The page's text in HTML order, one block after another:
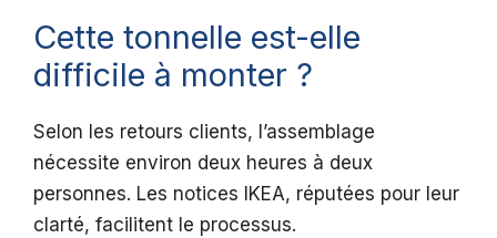
Cette tonnelle est-elle
difficile à monter ?
Selon les retours clients, l’assemblage
nécessite environ deux heures à deux
personnes. Les notices IKEA, réputées pour leur
clarté, facilitent le processus.